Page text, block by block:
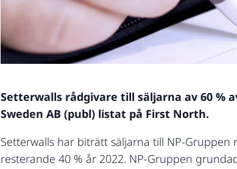
Setterwalls rådgivare till säljarna av 60 %
Sweden AB (publ) listat på First North.
Setterwalls har biträtt säljarna till NP-
resterande 40 % år 2022. NP-Gruppen